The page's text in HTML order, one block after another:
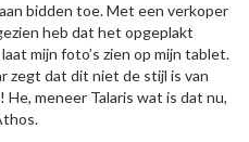
bidden toe. Met een verkoper
heb dat het opgeplakt
mijn foto’s zien op mijn tablet.
zegt dat dit niet de stijl is van
meneer Talaris wat is dat nu,